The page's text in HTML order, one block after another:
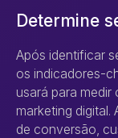
Determine
Após identificar
os indicadores-
usará para
marketing digital.
de conversão,